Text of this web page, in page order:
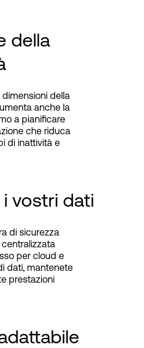
della
della
anche la
a pianificare
che riduca
di inattività e
vostri dati
di sicurezza
per cloud e
dati, mantenete
prestazioni